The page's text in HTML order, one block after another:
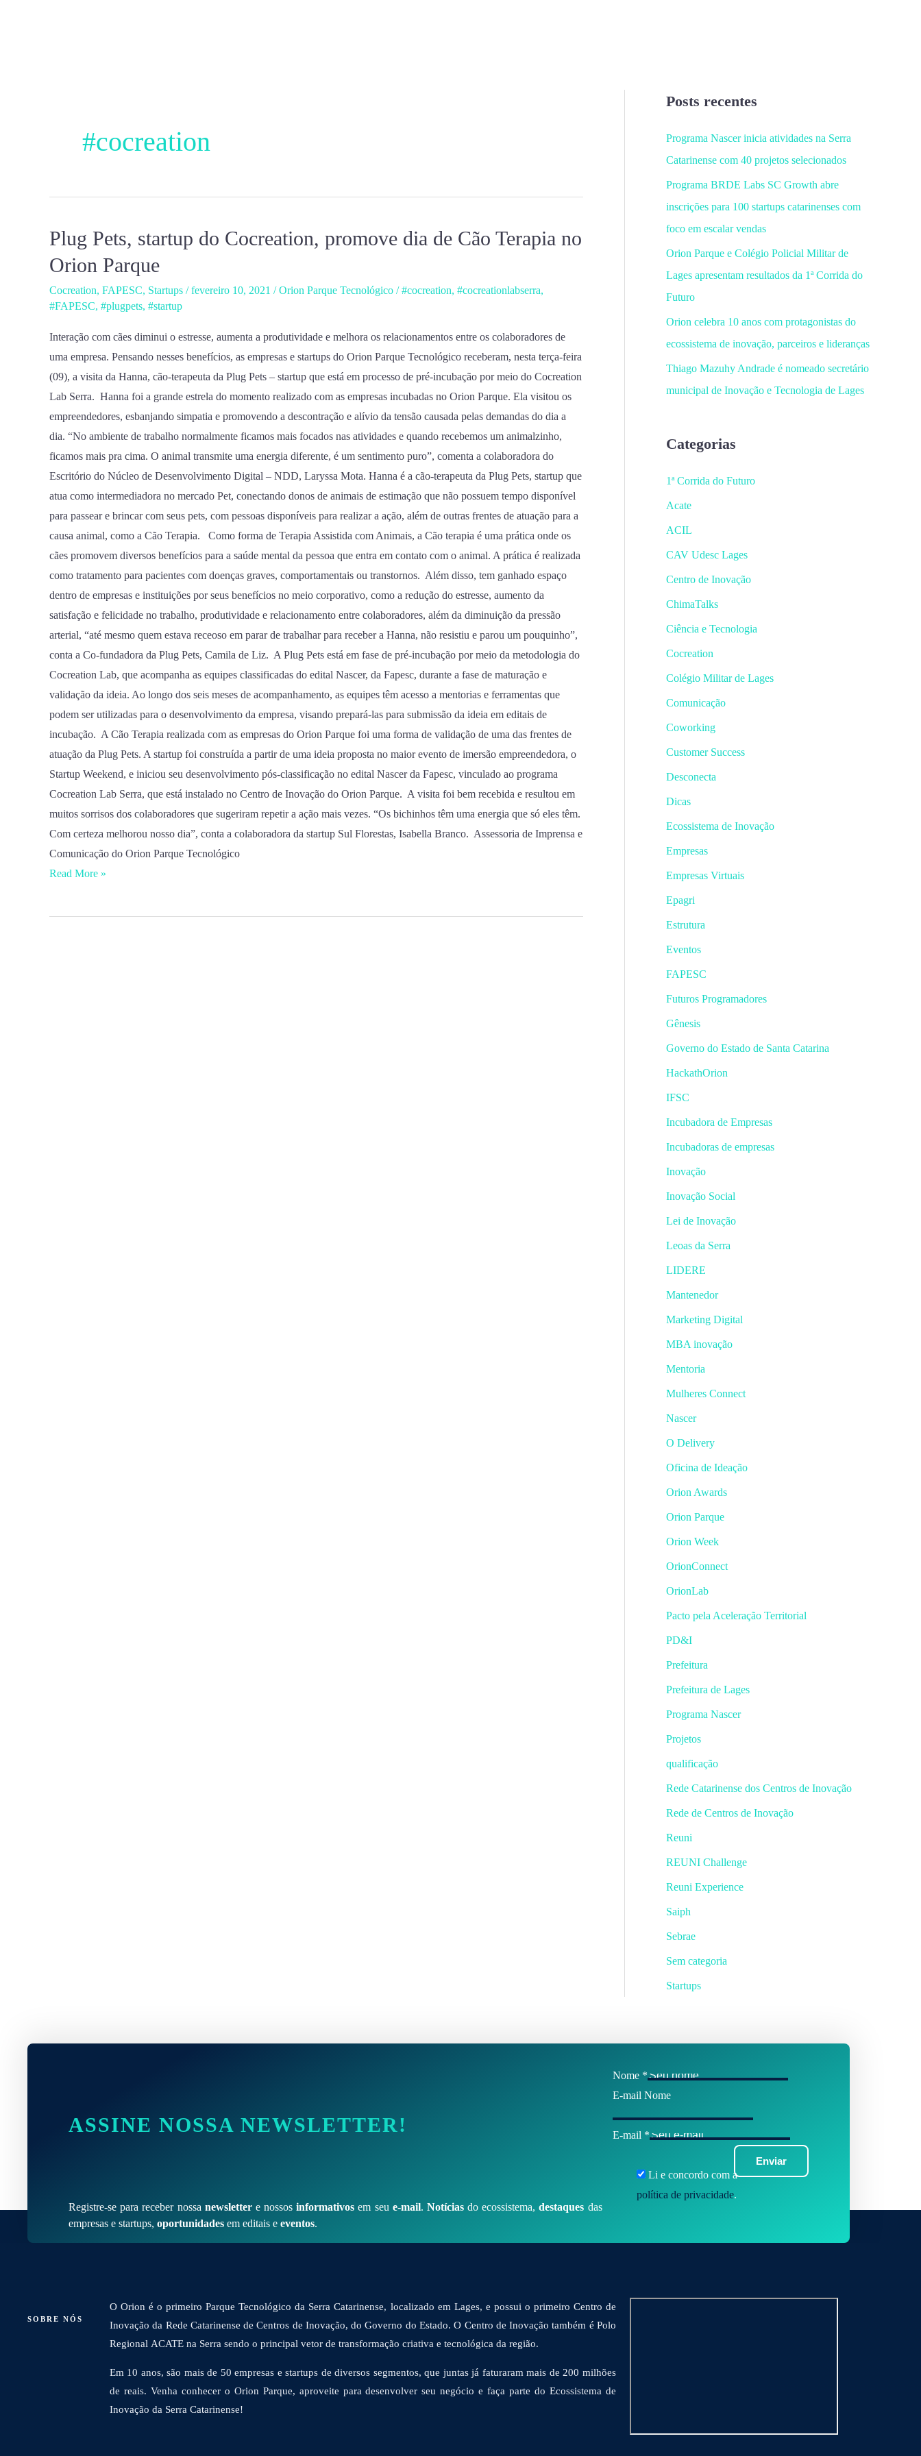
#cocreation
Plug Pets, startup do Cocreation, promove dia de Cão Terapia no
Orion Parque
Cocreation, FAPESC, Startups /fevereiro 10, 2021 /Orion Parque Tecnológico /#cocreation, #cocreationlabserra,
#FAPESC, #plugpets, #startup
Interação com cães diminui o estresse, aumenta a produtividade e melhora os relacionamentos entre os colaboradores de
uma empresa. Pensando nesses benefícios, as empresas e startups do Orion Parque Tecnológico receberam, nesta terça-feira
(09), a visita da Hanna, cão-terapeuta da Plug Pets – startup que está em processo de pré-incubação por meio do Cocreation
Lab Serra. Hanna foi a grande estrela do momento realizado com as empresas incubadas no Orion Parque. Ela visitou os
empreendedores, esbanjando simpatia e promovendo a descontração e alívio da tensão causada pelas demandas do dia a
dia. “No ambiente de trabalho normalmente ficamos mais focados nas atividades e quando recebemos um animalzinho,
ficamos mais pra cima. O animal transmite uma energia diferente, é um sentimento puro”, comenta a colaboradora do
Escritório do Núcleo de Desenvolvimento Digital – NDD, Laryssa Mota. Hanna é a cão-terapeuta da Plug Pets, startup que
atua como intermediadora no mercado Pet, conectando donos de animais de estimação que não possuem tempo disponível
para passear e brincar com seus pets, com pessoas disponíveis para realizar a ação, além de outras frentes de atuação para a
causa animal, como a Cão Terapia. Como forma de Terapia Assistida com Animais, a Cão terapia é uma prática onde os
cães promovem diversos benefícios para a saúde mental da pessoa que entra em contato com o animal. A prática é realizada
como tratamento para pacientes com doenças graves, comportamentais ou transtornos. Além disso, tem ganhado espaço
dentro de empresas e instituições por seus benefícios no meio corporativo, como a redução do estresse, aumento da
satisfação e felicidade no trabalho, produtividade e relacionamento entre colaboradores, além da diminuição da pressão
arterial, “até mesmo quem estava receoso em parar de trabalhar para receber a Hanna, não resistiu e parou um pouquinho”,
conta a Co-fundadora da Plug Pets, Camila de Liz. A Plug Pets está em fase de pré-incubação por meio da metodologia do
Cocreation Lab, que acompanha as equipes classificadas do edital Nascer, da Fapesc, durante a fase de maturação e
validação da ideia. Ao longo dos seis meses de acompanhamento, as equipes têm acesso a mentorias e ferramentas que
podem ser utilizadas para o desenvolvimento da empresa, visando prepará-las para submissão da ideia em editais de
incubação. A Cão Terapia realizada com as empresas do Orion Parque foi uma forma de validação de uma das frentes de
atuação da Plug Pets. A startup foi construída a partir de uma ideia proposta no maior evento de imersão empreendedora, o
Startup Weekend, e iniciou seu desenvolvimento pós-classificação no edital Nascer da Fapesc, vinculado ao programa
Cocreation Lab Serra, que está instalado no Centro de Inovação do Orion Parque. A visita foi bem recebida e resultou em
muitos sorrisos dos colaboradores que sugeriram repetir a ação mais vezes. “Os bichinhos têm uma energia que só eles têm.
Com certeza melhorou nosso dia”, conta a colaboradora da startup Sul Florestas, Isabella Branco. Assessoria de Imprensa e
Comunicação do Orion Parque Tecnológico
Plug
startup
do
Cocreation,
promove
dia
de
Cão
Terapia
no
Orion
Parque
Read More »
Posts recentes
Programa Nascer inicia atividades na Serra
Catarinense com 40 projetos selecionados
Programa BRDE Labs SC Growth abre
inscrições para 100 startups catarinenses com
foco em escalar vendas
Orion Parque e Colégio Policial Militar de
Lages apresentam resultados da 1ª Corrida do
Futuro
Orion celebra 10 anos com protagonistas do
ecossistema de inovação, parceiros e lideranças
Thiago Mazuhy Andrade é nomeado secretário
municipal de Inovação e Tecnologia de Lages
Categorias
1ª Corrida do Futuro
Acate
ACIL
CAV Udesc Lages
Centro de Inovação
ChimaTalks
Ciência e Tecnologia
Cocreation
Colégio Militar de Lages
Comunicação
Coworking
Customer Success
Desconecta
Dicas
Ecossistema de Inovação
Empresas
Empresas Virtuais
Epagri
Estrutura
Eventos
FAPESC
Futuros Programadores
Gênesis
Governo do Estado de Santa Catarina
HackathOrion
IFSC
Incubadora de Empresas
Incubadoras de empresas
Inovação
Inovação Social
Lei de Inovação
Leoas da Serra
LIDERE
Mantenedor
Marketing Digital
MBA inovação
Mentoria
Mulheres Connect
Nascer
O Delivery
Oficina de Ideação
Orion Awards
Orion Parque
Orion Week
OrionConnect
OrionLab
Pacto pela Aceleração Territorial
PD&I
Prefeitura
Prefeitura de Lages
Programa Nascer
Projetos
qualificação
Rede Catarinense dos Centros de Inovação
Rede de Centros de Inovação
Reuni
REUNI Challenge
Reuni Experience
Saiph
Sebrae
Sem categoria
Startups
ASSINE NOSSA NEWSLETTER!
Registre-se para receber nossa newslettere nossosinformativos em seu e-mail. Notíciasdo ecossistema,destaques das
empresas e startups, oportunidades em editais e eventos.
Nome *
E-mail Nome
E-mail *
Enviar
Li e concordo com a
política de privacidade.
SOBRE NÓS
O Orion é o primeiro Parque Tecnológico da Serra Catarinense, localizado em Lages, e possui o primeiro Centro de
Inovação da Rede Catarinense de Centros de Inovação, do Governo do Estado. O Centro de Inovação também é Polo
Regional ACATE na Serra sendo o principal vetor de transformação criativa e tecnológica da região.
Em 10 anos, são mais de 50 empresas e startups de diversos segmentos, que juntas já faturaram mais de 200 milhões
de reais. Venha conhecer o Orion Parque, aproveite para desenvolver seu negócio e faça parte do Ecossistema de
Inovação da Serra Catarinense!